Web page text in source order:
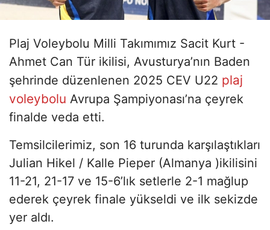
Plaj Voleybolu Milli Takımımız Sacit Kurt -
Ahmet Can Tür ikilisi, Avusturya’nın Baden
şehrinde düzenlenen 2025 CEV U22 plaj
voleybolu Avrupa Şampiyonası’na çeyrek
finalde veda etti.
Temsilcilerimiz, son 16 turunda karşılaştıkları
Julian Hikel / Kalle Pieper (Almanya )ikilisini
11-21, 21-17 ve 15-6’lık setlerle 2-1 mağlup
ederek çeyrek finale yükseldi ve ilk sekizde
yer aldı.